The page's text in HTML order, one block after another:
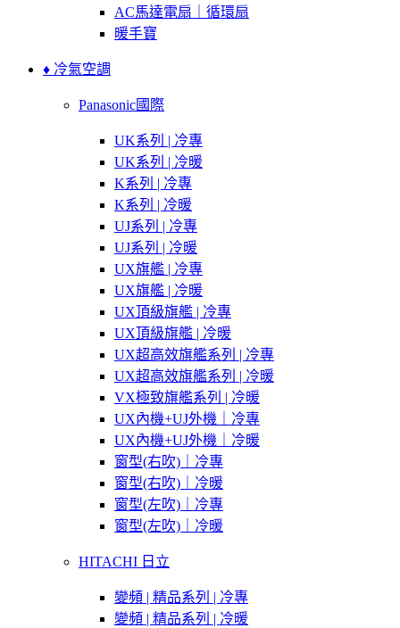
AC馬達電扇｜循環扇
暖手寶
♦ 冷氣空調
Panasonic國際
UK系列 | 冷專
UK系列 | 冷暖
K系列 | 冷專
K系列 | 冷暖
UJ系列 | 冷專
UJ系列 | 冷暖
UX旗艦 | 冷專
UX旗艦 | 冷暖
UX頂級旗艦 | 冷專
UX頂級旗艦 | 冷暖
UX超高效旗艦系列 | 冷專
UX超高效旗艦系列 | 冷暖
VX極致旗艦系列 | 冷暖
UX內機+UJ外機｜冷專
UX內機+UJ外機｜冷暖
窗型(右吹)｜冷專
窗型(右吹)｜冷暖
窗型(左吹)｜冷專
窗型(左吹)｜冷暖
HITACHI 日立
變頻 | 精品系列 | 冷專
變頻 | 精品系列 | 冷暖